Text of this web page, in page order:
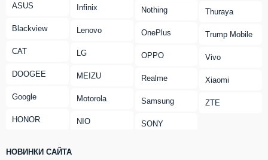
ASUS
Blackview
CAT
DOOGEE
Google
HONOR
Infinix
Lenovo
LG
MEIZU
Motorola
NIO
Nothing
OnePlus
OPPO
Realme
Samsung
SONY
Thuraya
Trump Mobile
Vivo
Xiaomi
ZTE
НОВИНКИ САЙТА